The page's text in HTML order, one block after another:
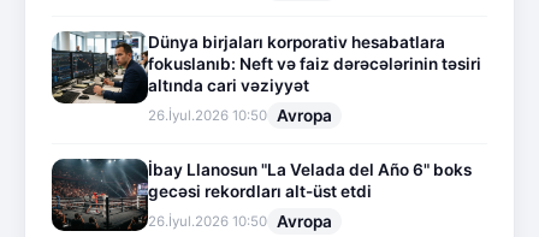
Dünya birjaları korporativ hesabatlara
fokuslanıb: Neft və faiz dərəcələrinin təsiri
altında cari vəziyyət
26.İyul.2026 10:50 Avropa
İbay Llanosun "La Velada del Año 6" boks
gecəsi rekordları alt-üst etdi
26.İyul.2026 10:50 Avropa